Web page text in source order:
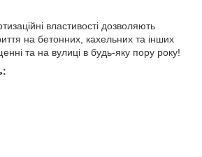
властивості дозволяють
на бетонних, кахельних та інших
та на вулиці в будь-яку пору року!